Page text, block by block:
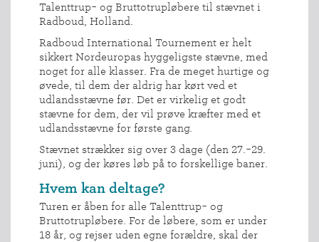
Talenttrup- og Bruttotrupløbere til stævnet i
Radboud, Holland.
Radboud International Tournement er helt
sikkert Nordeuropas hyggeligste stævne, med
noget for alle klasser. Fra de meget hurtige og
øvede, til dem der aldrig har kørt ved et
udlandsstævne før. Det er virkelig et godt
stævne for dem, der vil prøve kræfter med et
udlandsstævne for første gang.
Stævnet strækker sig over 3 dage (den 27.-29.
juni), og der køres løb på to forskellige baner.
Hvem kan deltage?
Turen er åben for alle Talenttrup- og
Bruttotrupløbere. For de løbere, som er under
18 år, og rejser uden egne forældre, skal der